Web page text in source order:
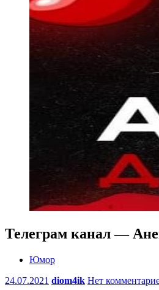
Телеграм канал —
Юмор
24.07.2021 diom4ik Нет